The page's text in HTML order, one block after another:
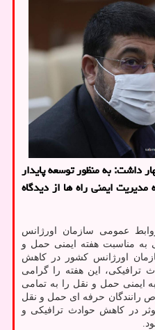
داشت: به منظور توسعه پایدار
ایمنی راه ها از دیدگاه
عمومی سازمان اورژانس
به مناسبت هفته ایمنی حمل و
اورژانس کشور در کاهش
این هفته را گرامی
حمل و نقل را به تمامی
رانندگان حرفه ای حمل و نقل
در کاهش حوادث ترافیکی و